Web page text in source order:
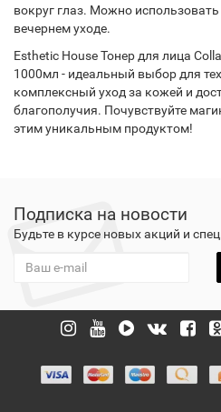
вокруг глаз. Можно
вечернем уходе.
Esthetic House Тонер для лица
1000мл - идеальный выбор для
комплексный уход за кожей и
благополучия. Почувствуйте
этим уникальным продуктом!
Подписка на новости
Будьте в курсе новых акций и